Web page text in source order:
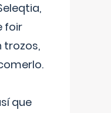
foir
trozos,
que